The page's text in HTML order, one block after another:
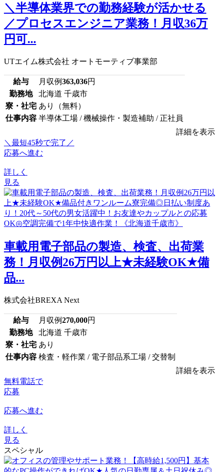
＼半導体業界での勤務経験が活かせる
／プロセスエンジニア業務！月収36万
円可...
UTエイム株式会社 オートモーティブ事業部
給与 月収例363,036円
勤務地
北海道 千歳市
寮・社宅 あり（無料）
仕事内容 半導体工場 / 機械操作・製造補助 / 正社員
詳細を表示
＼最短45秒で完了／
応募へ進む
詳しく
見る
車載用電子部品の製造、検査、出荷業
務！月収例26万円以上★未経験OK★備
品...
株式会社BREXA Next
給与 月収例270,000円
勤務地
北海道 千歳市
寮・社宅 あり
仕事内容 検査・軽作業 / 電子部品系工場 / 交替制
詳細を表示
無料電話で
応募
応募へ進む
詳しく
見る
スペシャル